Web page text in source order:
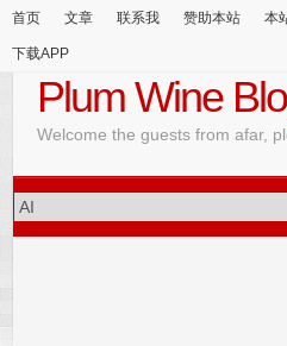
首页 文章 联系我 赞助本站 本
下载APP
Plum Wine
Welcome the guests from afar,